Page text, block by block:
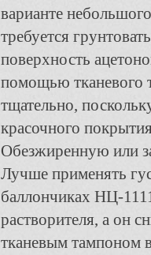
варианте
требуется
поверхность
помощью тканевого
тщательно,
красочного
Обезжиренную или
Лучше применять
баллончиках НЦ-
растворителя, а он
тканевым тампоном